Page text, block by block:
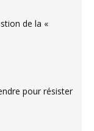
de la «
pour résister